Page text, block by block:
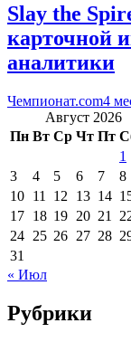
Slay the
карточной
аналитики
Чемпионат.com4
Август 2026
Пн Вт Ср Чт Пт
1
3
4 5 6 7 8
10 11 12 13 14
17 18 19 20 21
24 25 26 27 28
31
« Июл
Рубрики